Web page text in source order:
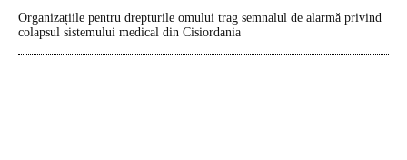
Organizațiile pentru drepturile omului trag semnalul de alarmă privind
colapsul sistemului medical din Cisiordania